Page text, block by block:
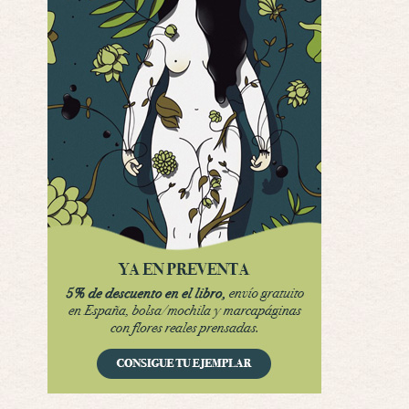
Por encima de tu cadáver
Por: Luar
Interesante cuando avanza, le falta algo d …
Por encima de tu cadáver
Possession
Se llama la posesión en castellano, está …
Obsession
Por: Mariano
Obsession